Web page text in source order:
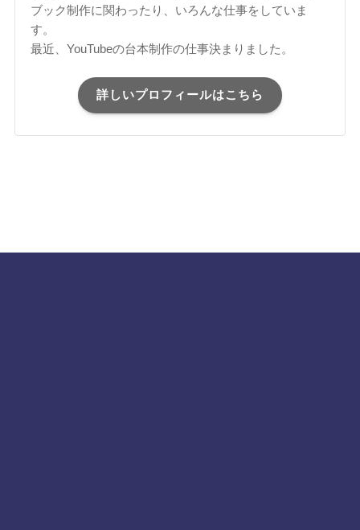
ブック制作に関わったり、いろんな仕事をしていま
す。
最近、YouTubeの台本制作の仕事決まりました。
詳しいプロフィールはこちら